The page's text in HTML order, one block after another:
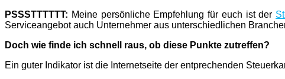
PSSSTTTTTT: Meine persönliche Empfehlung für euch ist der
Serviceangebot auch Unternehmer aus unterschiedlichen
Doch wie finde ich schnell raus, ob diese Punkte zutreffen?
Ein guter Indikator ist die Internetseite der entprechenden